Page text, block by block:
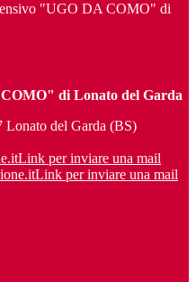
"UGO DA COMO" di
di Lonato del Garda
Lonato del Garda (BS)
Link per inviare una mail
Link per inviare una mail